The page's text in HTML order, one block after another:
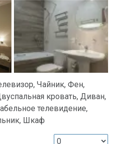
Чайник, Фен,
кровать, Диван,
телевидение,
Шкаф